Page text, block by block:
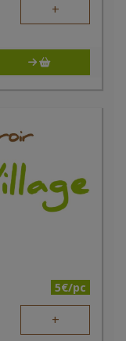
+
5€/pc
+